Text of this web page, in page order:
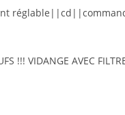
!!! VIDANGE AVEC